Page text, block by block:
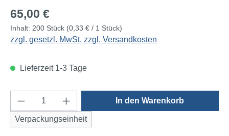
Regulärer Preis:
65,00 €
Inhalt: 200 Stück (0,33 € / 1 Stück)
zzgl. gesetzl. MwSt, zzgl. Versandkosten
Lieferzeit 1-3 Tage
Produkt Anzahl: Gib den gewünschten
Verpackungseinheit
In den Warenkorb